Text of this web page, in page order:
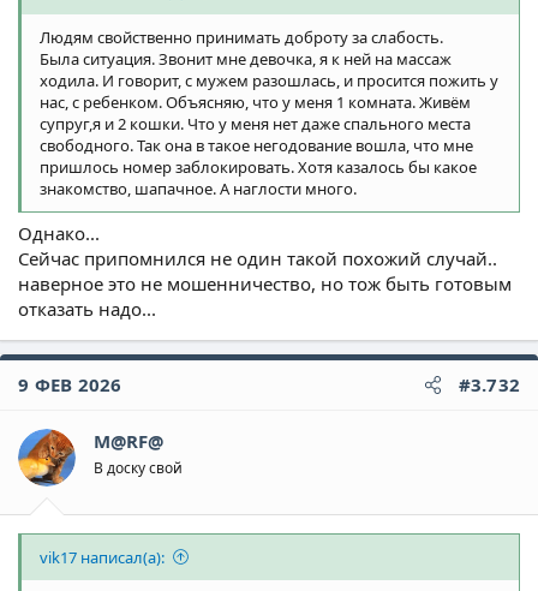
Людям свойственно принимать доброту за слабость.
Была ситуация. Звонит мне девочка, я к ней на массаж
ходила. И говорит, с мужем разошлась, и просится пожить у
нас, с ребенком. Объясняю, что у меня 1 комната. Живём
супруг,я и 2 кошки. Что у меня нет даже спального места
свободного. Так она в такое негодование вошла, что мне
пришлось номер заблокировать. Хотя казалось бы какое
знакомство, шапачное. А наглости много.
Однако...
Сейчас припомнился не один такой похожий случай..
наверное это не мошенничество, но тож быть готовым
отказать надо...
9 ФЕВ 2026 #3.732
M@RF@
В доску свой
vik17 написал(а):